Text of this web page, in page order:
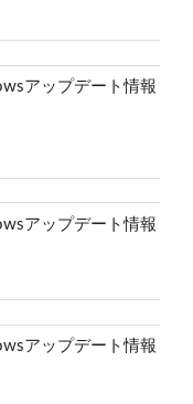
アップデート情報
アップデート情報
アップデート情報